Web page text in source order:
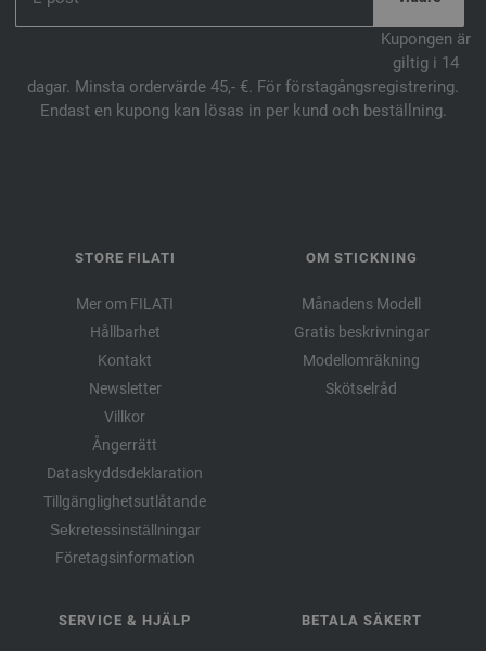
Kupongen är
giltig i 14
dagar. Minsta ordervärde 45,- €. För förstagångsregistrering.
Endast en kupong kan lösas in per kund och beställning.
STORE FILATI
Mer om FILATI
Hållbarhet
Kontakt
Newsletter
Villkor
Ångerrätt
Dataskyddsdeklaration
Tillgänglighetsutlåtande
Sekretessinställningar
Företagsinformation
OM STICKNING
Månadens Modell
Gratis beskrivningar
Modellomräkning
Skötselråd
SERVICE & HJÄLP BETALA SÄKERT